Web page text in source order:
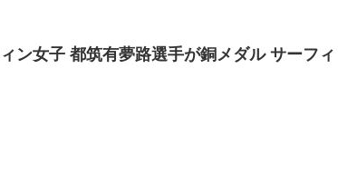
ン女子 都筑有夢路選手が銅メダル サーフィ